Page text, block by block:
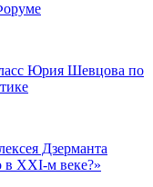
Юрия Шевцова по
Дзерманта
в XXI-м веке?»